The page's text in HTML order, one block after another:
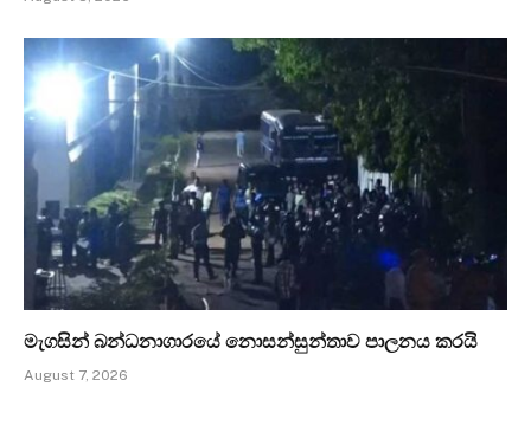
මැගසින් බන්ධනාගාරයේ නොසන්සුන්තාව පාලනය කරයි
August 7, 2026